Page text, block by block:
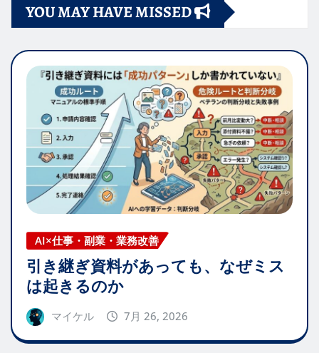
の
ペ
ジ
送
り
YOU MAY HAVE MISSED
AI×仕事・副業・業務改善
引き継ぎ資料があっても、なぜミス
は起きるのか
マイケル 7月 26, 2026